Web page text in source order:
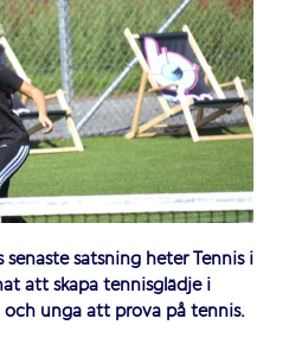
satsning heter Tennis i
att skapa tennisglädje i
unga att prova på tennis.